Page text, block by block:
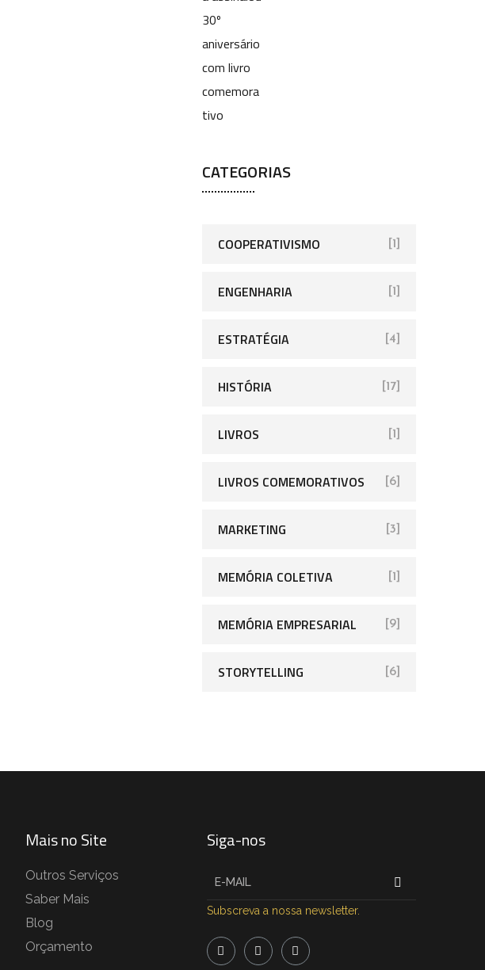
CATEGORIAS
COOPERATIVISMO [1]
ENGENHARIA [1]
ESTRATÉGIA [4]
HISTÓRIA [17]
LIVROS [1]
LIVROS COMEMORATIVOS [6]
MARKETING [3]
MEMÓRIA COLETIVA [1]
MEMÓRIA EMPRESARIAL [9]
STORYTELLING [6]
Mais no Site
Outros Serviços
Saber Mais
Blog
Orçamento
Siga-nos
Subscreva a nossa newsletter.